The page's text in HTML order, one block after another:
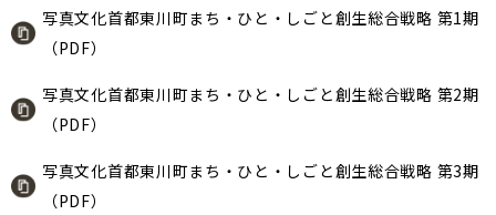
写真文化首都東川町まち・ひと・しごと創生総合戦略 第1期
（PDF）
写真文化首都東川町まち・ひと・しごと創生総合戦略 第2期
（PDF）
写真文化首都東川町まち・ひと・しごと創生総合戦略 第3期
（PDF）